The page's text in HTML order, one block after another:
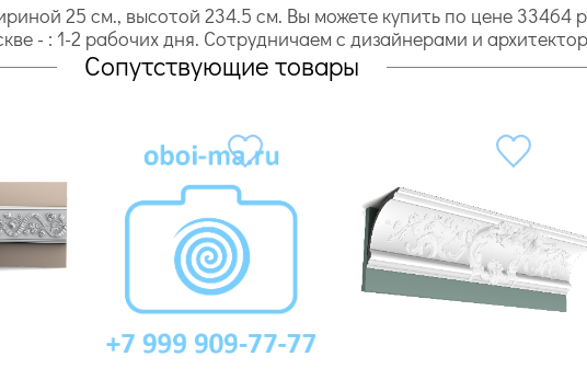
25 cм., высотой 234.5 cм. Вы можете купить по цене 33464
- : 1-2 рабочих дня. Сотрудничаем с дизайнерами и
Сопутствующие товары